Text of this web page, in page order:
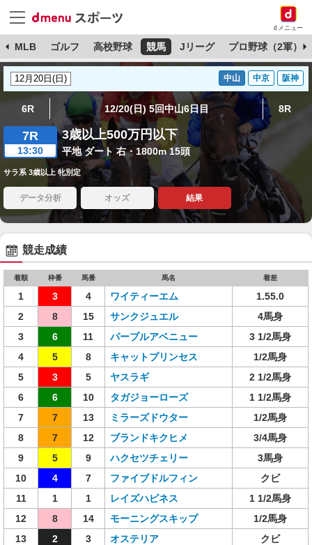
dメニュー
MLB ゴルフ 高校野球 競馬 Jリーグ プロ野球（2軍）
中山 中京 阪神
6R 12/20(日) 5回中山6日目 8R
7R
13:30
3歳以上500万円以下
平地 ダート 右・1800m 15頭
サラ系 3歳以上 牝別定
データ分析 オッズ 結果
競走成績
着順 枠番 馬番 馬名 着差
1 3 4 ワイティーエム
1.55.0
2
8 15 サンクジュエル
4馬身
3
6 11 パープルアベニュー
3 1/2馬身
4
5 8 キャットプリンセス
1/2馬身
5
3 5 ヤスラギ
2 1/2馬身
6
6 10 タガジョーローズ
1 1/2馬身
7
7 13 ミラーズドウター
1/2馬身
8
7 12 ブランドキクヒメ
3/4馬身
9
5 9 ハクセツチェリー
3馬身
10
4 7 ファイブドルフィン
クビ
11
1 1 レイズハピネス
1 1/2馬身
12
8 14 モーニングスキップ
1/2馬身
13
2 3 オステリア
クビ